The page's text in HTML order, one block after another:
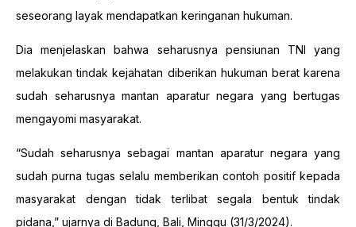
seseorang layak mendapatkan keringanan hukuman.
Dia menjelaskan bahwa seharusnya pensiunan TNI yang
melakukan tindak kejahatan diberikan hukuman berat karena
sudah seharusnya mantan aparatur negara yang bertugas
mengayomi masyarakat.
“Sudah seharusnya sebagai mantan aparatur negara yang
sudah purna tugas selalu memberikan contoh positif kepada
masyarakat dengan tidak terlibat segala bentuk tindak
pidana,” ujarnya di Badung, Bali, Minggu (31/3/2024).